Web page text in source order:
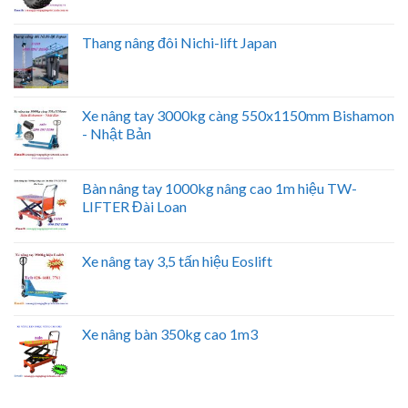
Thang nâng đôi Nichi-lift Japan
Xe nâng tay 3000kg càng 550x1150mm Bishamon
- Nhật Bản
Bàn nâng tay 1000kg nâng cao 1m hiệu TW-
LIFTER Đài Loan
Xe nâng tay 3,5 tấn hiệu Eoslift
Xe nâng bàn 350kg cao 1m3